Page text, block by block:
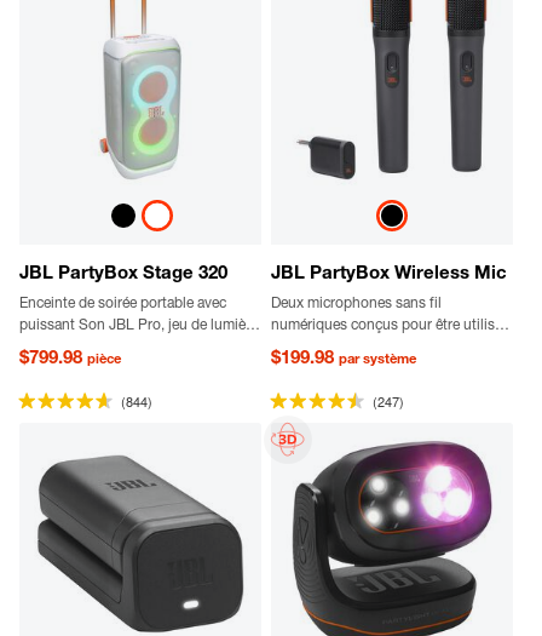
JBL PartyBox Stage 320
Enceinte de soirée portable avec
puissant Son JBL Pro, jeu de lumière
adaptatif, anti-éclaboussures,
batterie remplaçable, poignée
télescopique et roulettes
$799.98 pièce
(844)
JBL PartyBox Wireless Mic
Deux microphones sans fil
numériques conçus pour être utilisés
avec les enceintes JBL PartyBox
$199.98 par système
(247)